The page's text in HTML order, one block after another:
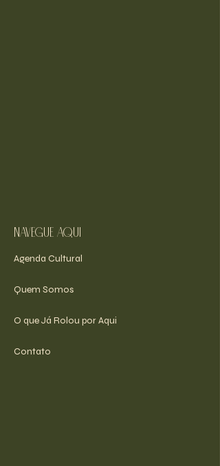
navegue aqui
Agenda Cultural
Quem Somos
O que Já Rolou por Aqui
Contato